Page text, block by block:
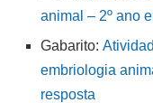
animal – 2º ano
Gabarito:
embriologia
resposta